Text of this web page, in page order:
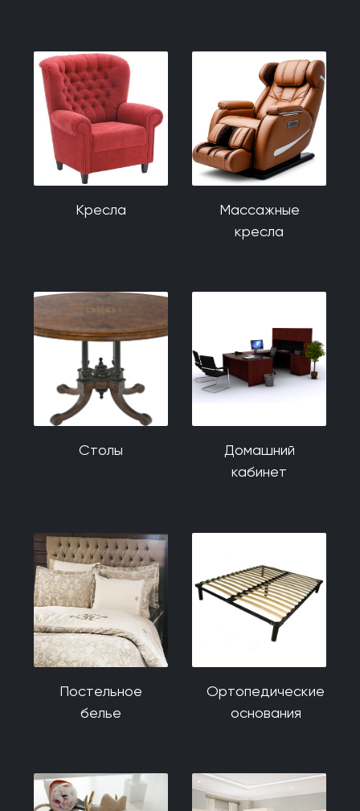
Кресла
Массажные
кресла
Столы
Домашний
кабинет
Постельное
белье
Ортопедические
основания